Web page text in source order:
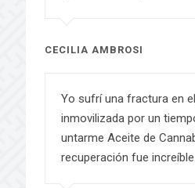
CECILIA AMBROSI
Yo sufrí una fractura en
inmovilizada por un
untarme Aceite de
recuperación fue increíble.